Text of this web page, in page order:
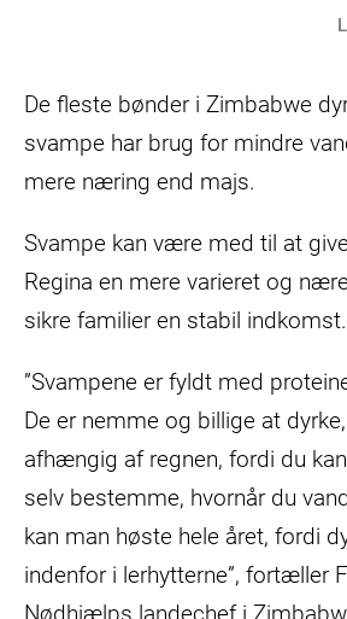
De fleste bønder i Zimbabwe
svampe har brug for mindre
mere næring end majs.
Svampe kan være med til at
Regina en mere varieret og
sikre familier en stabil indkomst.
”Svampene er fyldt med
De er nemme og billige at
afhængig af regnen, fordi du
selv bestemme, hvornår du
kan man høste hele året, fordi
indenfor i lerhytterne”, fortæller